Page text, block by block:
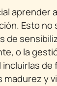
Esto
de
o la
y